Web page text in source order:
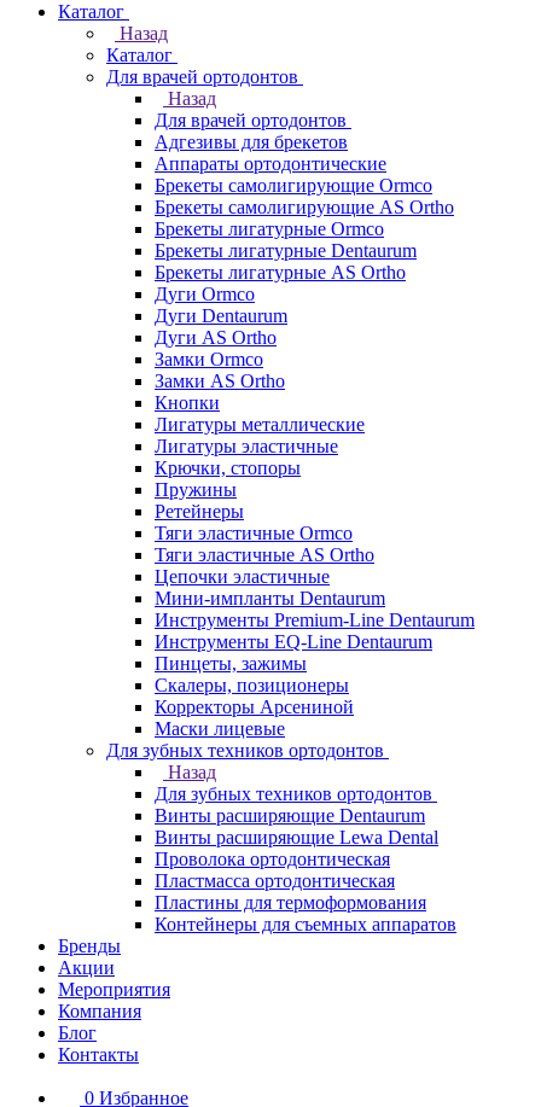
Каталог
Назад
Каталог
Для врачей ортодонтов
Назад
Для врачей ортодонтов
Адгезивы для брекетов
Аппараты ортодонтические
Брекеты самолигирующие Ormco
Брекеты самолигирующие AS Ortho
Брекеты лигатурные Ormco
Брекеты лигатурные Dentaurum
Брекеты лигатурные AS Ortho
Дуги Ormco
Дуги Dentaurum
Дуги AS Ortho
Замки Ormco
Замки AS Ortho
Кнопки
Лигатуры металлические
Лигатуры эластичные
Крючки, стопоры
Пружины
Ретейнеры
Тяги эластичные Ormco
Тяги эластичные AS Ortho
Цепочки эластичные
Мини-импланты Dentaurum
Инструменты Premium-Line Dentaurum
Инструменты EQ-Line Dentaurum
Пинцеты, зажимы
Скалеры, позиционеры
Корректоры Арсениной
Маски лицевые
Для зубных техников ортодонтов
Назад
Для зубных техников ортодонтов
Винты расширяющие Dentaurum
Винты расширяющие Lewa Dental
Проволока ортодонтическая
Пластмасса ортодонтическая
Пластины для термоформования
Контейнеры для съемных аппаратов
Бренды
Акции
Мероприятия
Компания
Блог
Контакты
0 Избранное